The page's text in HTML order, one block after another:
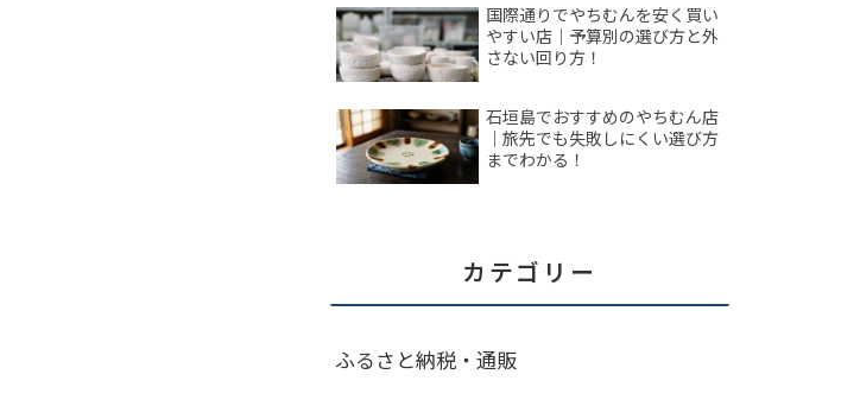
国際通りでやちむんを安く買い
やすい店｜予算別の選び方と外
さない回り方！
石垣島でおすすめのやちむん店
｜旅先でも失敗しにくい選び方
までわかる！
カテゴリー
ふるさと納税・通販